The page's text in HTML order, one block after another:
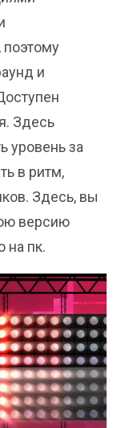
и
Здесь
уровень за
в ритм,
Здесь, вы
версию
на пк.